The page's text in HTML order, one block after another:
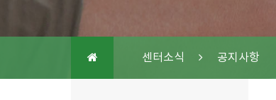
센터소식 공지사항